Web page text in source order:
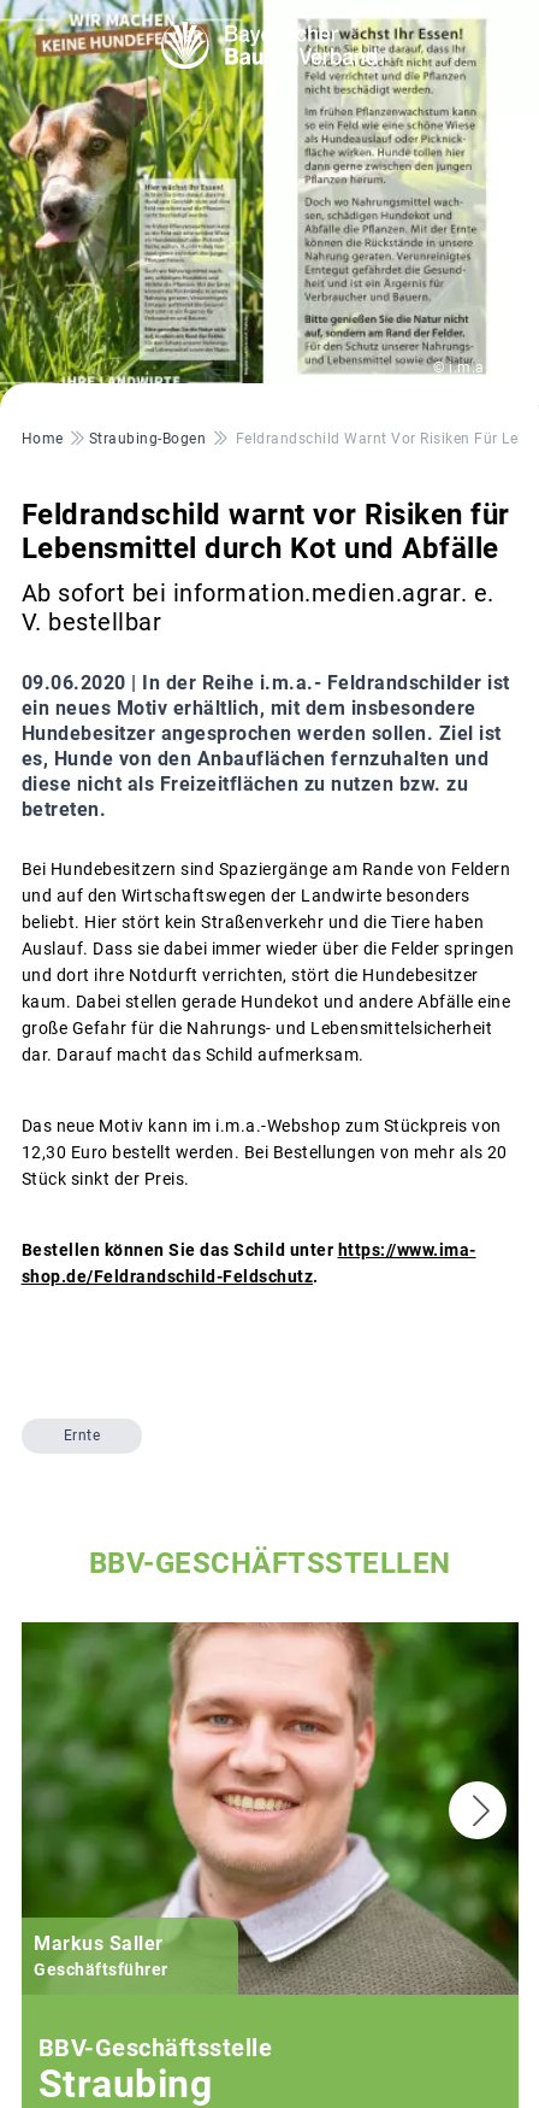
© i.m.a. e.V.
Pfadnavigation
Home Straubing-Bogen Feldrandschild Warnt Vor Risiken Für
Feldrandschild warnt vor Risiken für
Lebensmittel durch Kot und Abfälle
Ab sofort bei information.medien.agrar. e.
V. bestellbar
09.06.2020 | In der Reihe i.m.a.- Feldrandschilder ist
ein neues Motiv erhältlich, mit dem insbesondere
Hundebesitzer angesprochen werden sollen. Ziel ist
es, Hunde von den Anbauflächen fernzuhalten und
diese nicht als Freizeitflächen zu nutzen bzw. zu
betreten.
Bei Hundebesitzern sind Spaziergänge am Rande von Feldern
und auf den Wirtschaftswegen der Landwirte besonders
beliebt. Hier stört kein Straßenverkehr und die Tiere haben
Auslauf. Dass sie dabei immer wieder über die Felder springen
und dort ihre Notdurft verrichten, stört die Hundebesitzer
kaum. Dabei stellen gerade Hundekot und andere Abfälle eine
große Gefahr für die Nahrungs- und Lebensmittelsicherheit
dar. Darauf macht das Schild aufmerksam.
Das neue Motiv kann im i.m.a.-Webshop zum Stückpreis von
12,30 Euro bestellt werden. Bei Bestellungen von mehr als 20
Stück sinkt der Preis.
Bestellen können Sie das Schild unter https://www.ima-
shop.de/Feldrandschild-Feldschutz.
Ernte
BBV-GESCHÄFTSSTELLEN
Markus Saller
Geschäftsführer
BBV-Geschäftsstelle
Straubing